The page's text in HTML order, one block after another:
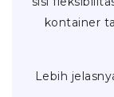
kontainer
Lebih